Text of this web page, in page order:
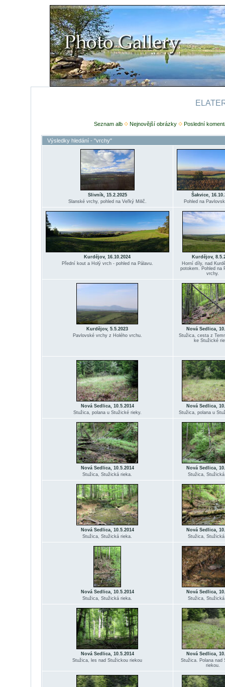
Seznam alb Nejnovější obrázky Poslední
Výsledky hledání - "vrchy"
Slivník, 15.2.2025
Slanské vrchy, pohled na Veľký Milič.
Šakvice,
Pohled na
Kurdějov, 16.10.2024
Přední kout a Holý vrch - pohled na Pálavu.
Kurdějov,
Horní díly, nad
potokem. Pohled na
vrchy.
Kurdějov, 5.5.2023
Pavlovské vrchy z Holého vrchu.
Nová Sedlica,
Stužica, cesta z
ke Stužické
Nová Sedlica, 10.5.2014
Stužica, polana u Stužické rieky.
Nová Sedlica,
Stužica, polana u
Nová Sedlica, 10.5.2014
Stužica, Stužická rieka.
Nová Sedlica,
Stužica,
Nová Sedlica, 10.5.2014
Stužica, Stužická rieka.
Nová Sedlica,
Stužica,
Nová Sedlica, 10.5.2014
Stužica, Stužická rieka.
Nová Sedlica,
Stužica,
Nová Sedlica, 10.5.2014
Stužica, les nad Stužickou riekou
Nová Sedlica,
Stužica. Polana nad
riekou.